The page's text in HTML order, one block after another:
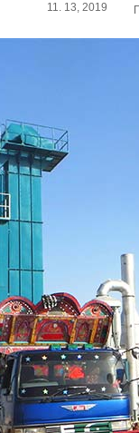
11. 13, 2019